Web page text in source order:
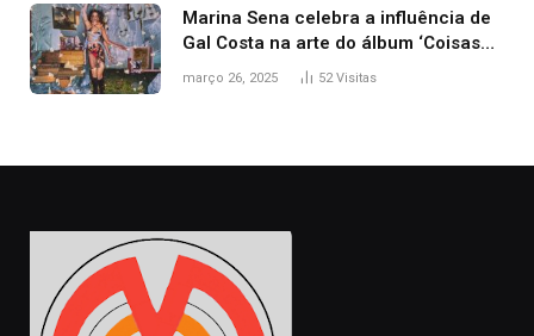
Marina Sena celebra a influência de
Gal Costa na arte do álbum ‘Coisas
naturais’
março 26, 2025 52Visitas